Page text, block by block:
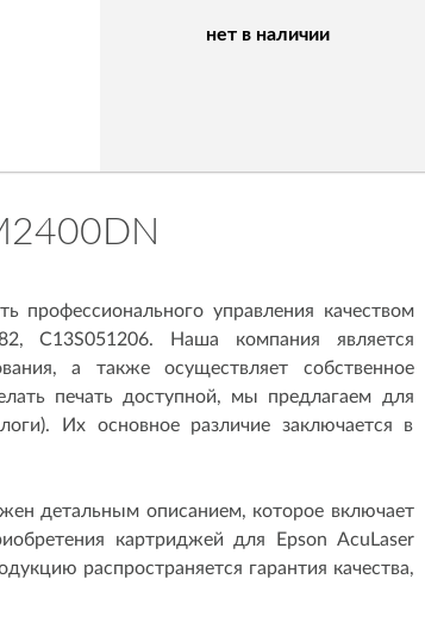
нет в наличии
профессионального управления качеством
C13S051206. Наша компания является
а также осуществляет собственное
печать доступной, мы предлагаем для
Их основное различие заключается в
детальным описанием, которое включает
картриджей для Epson AcuLaser
распространяется гарантия качества,